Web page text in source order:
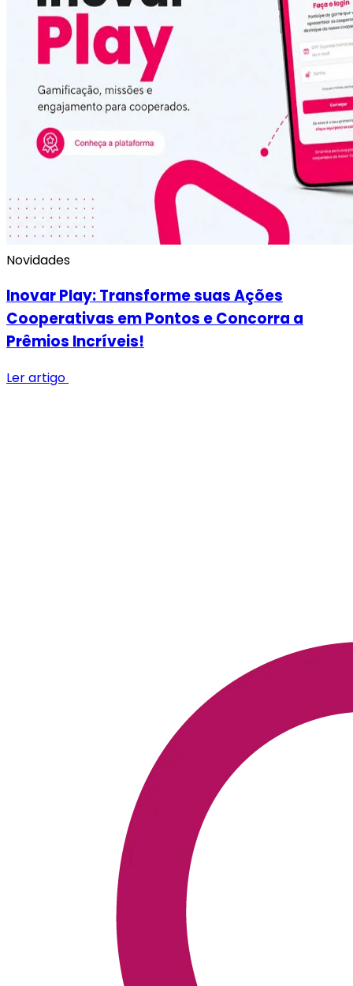
Novidades
Inovar Play: Transforme suas Ações
Cooperativas em Pontos e Concorra a
Prêmios Incríveis!
Ler artigo